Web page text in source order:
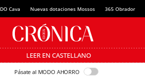
DO Cava Nuevas dotaciones Mossos 365 Obrador
LEER EN CASTELLANO
Pásate al MODO AHORRO